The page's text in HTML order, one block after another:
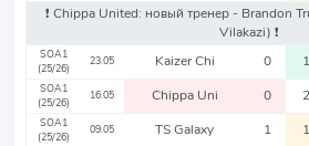
❗️ Chippa United: новый тренер - Brandon
Vilakazi) ❗️
SOA1
(25/26)
23.05 Kaizer Chi 0 1
SOA1
(25/26)
16.05 Chippa Uni 0 2
SOA1
(25/26)
09.05 TS Galaxy 1 1